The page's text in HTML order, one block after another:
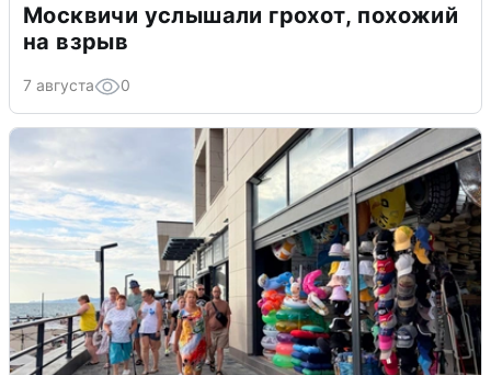
Москвичи услышали грохот, похожий
на взрыв
7 августа 0